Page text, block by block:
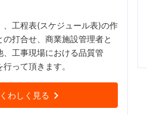
、工程表(スケジュール表)の作
の打合せ、商業施設管理者と
、工事現場における品質管
って頂きます。
わしく見る